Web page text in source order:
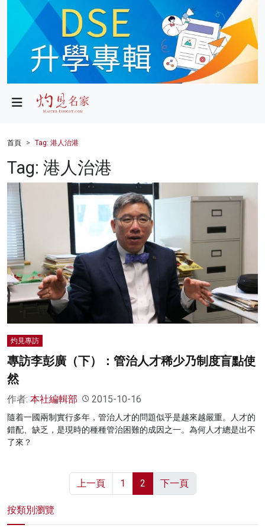
政局
財經
健康
商業
科技
影片
名家榜
灼見活動
首頁 Tag: 港人治港
Tag: 港人治港
灼見專訪
專訪李彭廣（下）：管治人才稀少乃制度盲點使
然
作者: 本社編輯部 2015-10-16
隨着一國兩制實行多年，管治人才的問題似乎是越來越嚴重。人才的
錯配、缺乏，是現時的種種管治困難的成因之一。為何人才總是出不
了來？
上一頁 1 2 下一頁
按類別瀏覽